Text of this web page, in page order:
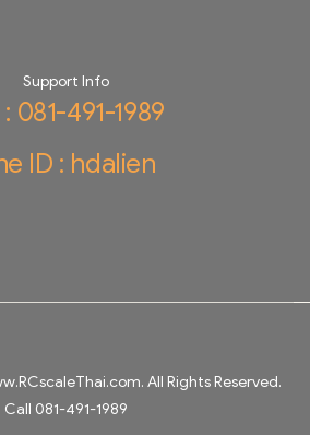
Support Info
081-491-1989
ID : hdalien
. All Rights Reserved.
Call 081-491-1989